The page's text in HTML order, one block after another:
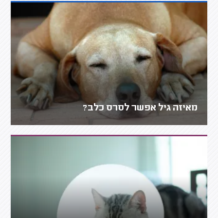
מאיזה גיל אפשר לסרס כלב?